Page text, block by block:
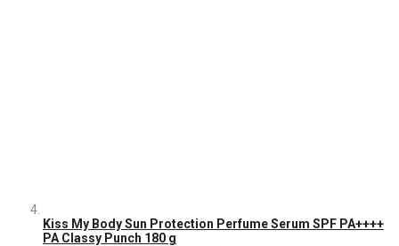
Kiss My Body Sun Protection Perfume Serum SPF PA++++
PA Classy Punch 180 g